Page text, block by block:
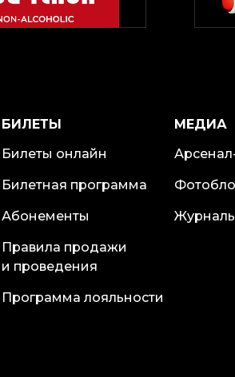
БИЛЕТЫ
Билеты онлайн
Билетная программа
Абонементы
Правила продажи
и проведения
Программа лояльности
МЕДИА